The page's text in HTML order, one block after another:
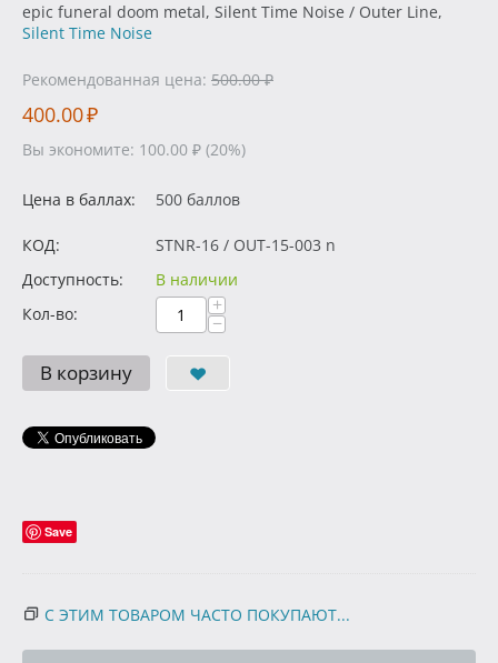
epic funeral doom metal, Silent Time Noise / Outer Line,
Silent Time Noise
Рекомендованная цена: 500.00 ₽
400.00₽
Вы экономите: 100.00 ₽ (20%)
Цена в баллах: 500 баллов
КОД:
STNR-16 / OUT-15-003 n
Доступность:
В наличии
Кол-во:
+
−
В корзину
Save
С ЭТИМ ТОВАРОМ ЧАСТО ПОКУПАЮТ...